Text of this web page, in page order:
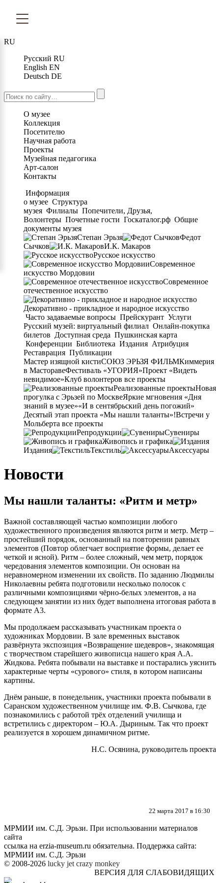
RU
Русский RU
English EN
Deutsch DE
О музее
Коллекция
Посетителю
Научная работа
Проекты
Музейная педагогика
Арт-салон
Контакты
Информация
о музее Структура
музея Филиалы Попечители, Друзья,
Волонтеры Почетные гости Госкаталог.рф Общие
документы музея
Степан Эрьзя
Федот
Сычков
И.К. Макаров
Русское искусство
Современное
искусство Мордовии
Современное
отечественное искусство
Декоративно - прикладное и народное искусство
Часто задаваемые вопросы Прейскурант Услуги
Русский музей: виртуальный филиал Онлайн-покупка
билетов Доступная среда Пушкинская карта
Конференции Библиотека Издания Атрибуция
Реставрация Публикации
Мастер изящной кистиСОЮЗ ЭРЬЗЯ ФИЛЬМКиммерия
в МасторавеФестиваль «УГОРИЯ»Проект «Видеть
невидимое»Клуб волонтеров все проекты
Реализованные проектыНовая
прогулка с Эрьзей по МосквеЯркие мгновения «Дня
знаний в музее»«И в сентябрьский день погожий»
Десятый этап проекта «Мы нашли таланты»!Встречи у
Мольберта все проекты
Репродукции
Сувениры
Живопись и графика
Издания
Текстиль Аксессуары
Новости
Мы нашли таланты: «Ритм и метр»
Важной составляющей частью композиции любого
художественного произведения являются ритм и метр. Метр –
простейший порядок, основанный на повторении равных
элементов (Повтор облегчает восприятие формы, делает ее
четкой и ясной). Ритм – более сложный, чем метр, порядок
чередования элементов композиции. Он основан на
неравномерном изменении их свойств. По заданию Людмилы
Николаевны ребята подготовили несколько полосок с
различными композициями чёрно-белых элементов, а на
следующем занятии из них будет выполнена итоговая работа в
формате А3.
Мы продолжаем рассказывать участникам проекта о
художниках Мордовии. В зале временных выставок
развёрнута экспозиция «Возвращение шедевров», знакомящая
с творчеством старейшего живописца нашего края А.А.
Жидкова. Ребята побывали на выставке и постарались уяснить
характерные черты «сурового» стиля, в котором написаны
картины.
Днём раньше, в понедельник, участники проекта побывали в
Саранском художественном училище им. Ф.В. Сычкова, где
познакомились с работой трёх отделений училища и
встретились с директором – Ю.А. Дыриным. Так что проект
реализуется в хорошем динамичном ритме.
Н.С. Осянина, руководитель проекта
22 марта 2017 в 16:30
МРМИИ им. С.Д. Эрьзи. При использовании материалов
сайта
ссылка на erzia-museum.ru обязательна. Поддержка сайта:
МРМИИ им. С.Д. Эрьзи
© 2008-2026 lucky jet crazy monkey
ВЕРСИЯ ДЛЯ СЛАБОВИДЯЩИХ